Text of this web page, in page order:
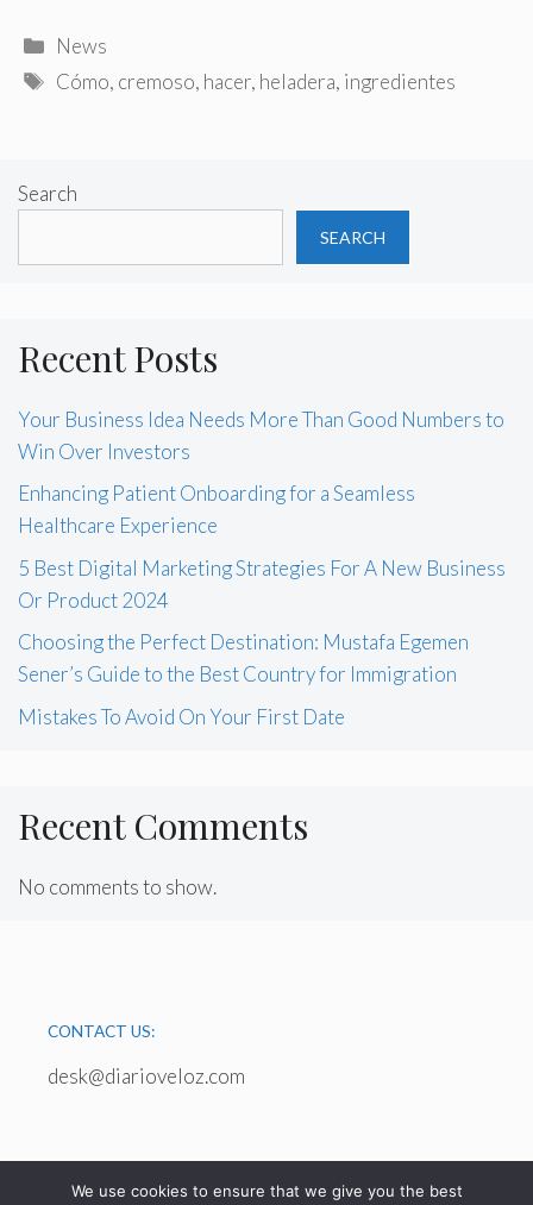
Categories
News
Tags
Cómo, cremoso, hacer, heladera, ingredientes
Search
SEARCH
Recent Posts
Your Business Idea Needs More Than Good Numbers to
Win Over Investors
Enhancing Patient Onboarding for a Seamless
Healthcare Experience
5 Best Digital Marketing Strategies For A New Business
Or Product 2024
Choosing the Perfect Destination: Mustafa Egemen
Sener’s Guide to the Best Country for Immigration
Mistakes To Avoid On Your First Date
Recent Comments
No comments to show.
CONTACT US:
desk@diarioveloz.com
We use cookies to ensure that we give you the best